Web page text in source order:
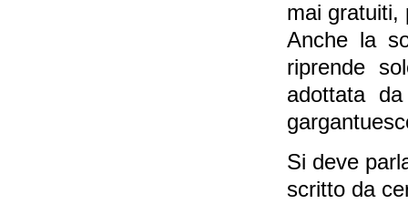
mai gratuiti,
Anche la
riprende
adottata
Si deve
scritto da